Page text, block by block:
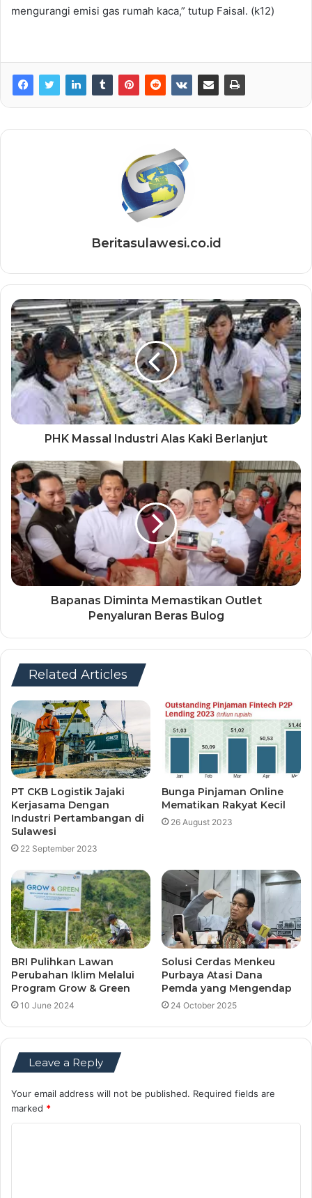
mengurangi emisi gas rumah kaca,” tutup Faisal. (k12)
Beritasulawesi.co.id
PHK Massal Industri Alas Kaki Berlanjut
Bapanas Diminta Memastikan Outlet
Penyaluran Beras Bulog
Related Articles
PT CKB Logistik Jajaki
Kerjasama Dengan
Industri Pertambangan di
Sulawesi
22 September 2023
Bunga Pinjaman Online
Mematikan Rakyat Kecil
26 August 2023
BRI Pulihkan Lawan
Perubahan Iklim Melalui
Program Grow & Green
10 June 2024
Solusi Cerdas Menkeu
Purbaya Atasi Dana
Pemda yang Mengendap
24 October 2025
Leave a Reply
Your email address will not be published. Required fields are
marked *